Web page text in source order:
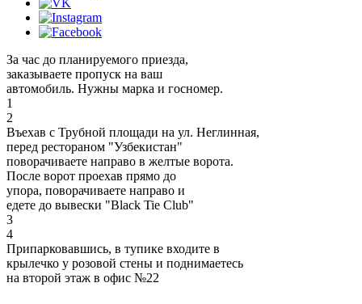
За час до планируемого приезда,
заказываете пропуск на ваш
автомобиль. Нужны марка и госномер.
1
2
Въехав с Трубной площади на ул. Неглинная,
перед рестораном "Узбекистан"
поворачиваете направо в желтые ворота.
После ворот проехав прямо до
упора, поворачиваете направо и
едете до вывески "Black Tie Club"
3
4
Припарковавшись, в тупике входите в
крылечко у розовой стены и поднимаетесь
на второй этаж в офис №22